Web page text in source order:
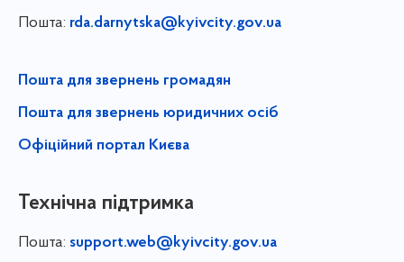
Пошта: rda.darnytska@kyivcity.gov.ua
Пошта для звернень громадян
Пошта для звернень юридичних осіб
Офіційний портал Києва
Технічна підтримка
Пошта: support.web@kyivcity.gov.ua